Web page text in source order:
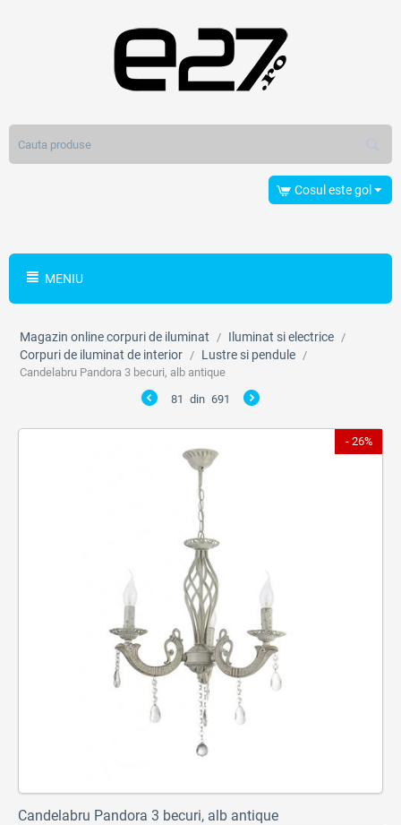
Cosul este gol
MENIU
Magazin online corpuri de iluminat / Iluminat si electrice /
Corpuri de iluminat de interior / Lustre si pendule /
Candelabru Pandora 3 becuri, alb antique
81 din 691
- 26%
Candelabru Pandora 3 becuri, alb antique